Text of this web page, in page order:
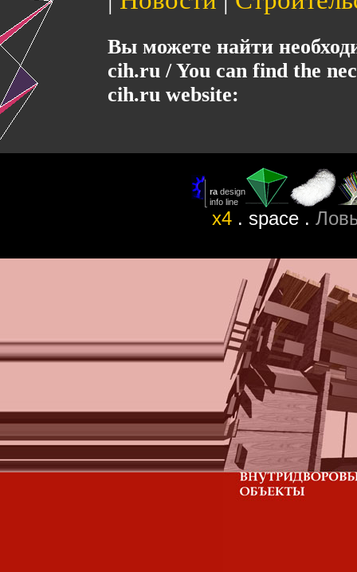
Вы можете найти
cih.ru / You can find the
cih.ru website:
x4 . space .